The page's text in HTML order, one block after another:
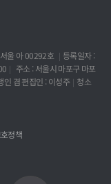
울 아 00292호
등록일자 :
주소 : 서울시 마포구 마포
인 겸 편집인 : 이성주
청소
정책